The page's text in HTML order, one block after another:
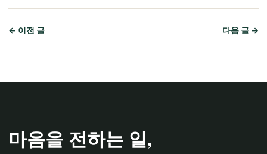
← 이전 글 다음 글 →
마음을 전하는 일,